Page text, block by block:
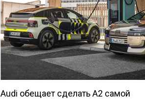
Audi обещает сделать A2 самой